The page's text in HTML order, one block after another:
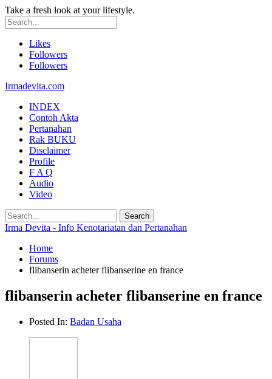
Take a fresh look at your lifestyle.
Likes
Followers
Followers
Irmadevita.com
INDEX
Contoh Akta
Pertanahan
Rak BUKU
Disclaimer
Profile
F A Q
Audio
Video
Irma Devita - Info Kenotariatan dan Pertanahan
Home
Forums
flibanserin acheter flibanserine en france
flibanserin acheter flibanserine en france
Posted In: Badan Usaha